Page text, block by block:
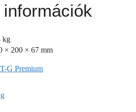
információk
kg
× 200 × 67 mm
G Premium